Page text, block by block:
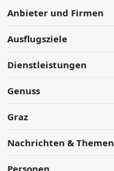
Anbieter und Firmen
Ausflugsziele
Dienstleistungen
Genuss
Graz
Nachrichten & Themen